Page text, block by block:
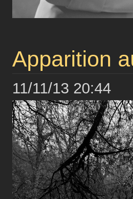
Apparition
11/11/13 20:44